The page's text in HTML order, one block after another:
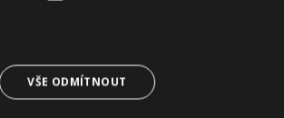
VŠE ODMÍTNOUT